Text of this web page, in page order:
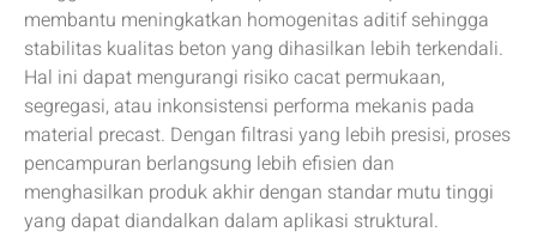
membantu meningkatkan homogenitas aditif sehingga
stabilitas kualitas beton yang dihasilkan lebih terkendali.
Hal ini dapat mengurangi risiko cacat permukaan,
segregasi, atau inkonsistensi performa mekanis pada
material precast. Dengan filtrasi yang lebih presisi, proses
pencampuran berlangsung lebih efisien dan
menghasilkan produk akhir dengan standar mutu tinggi
yang dapat diandalkan dalam aplikasi struktural.